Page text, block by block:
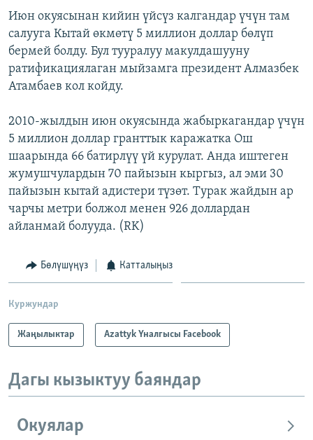
БИЗ ЖАНА ДҮЙНӨ
ДАНИСТЕ
ЭЖЕ-СИҢДИЛЕР
ЫҢГАЙСЫЗ СУРООЛОР
Русский
ОНЛАЙН ШЕРИНЕ
ЭЕ/АРнун бардык сайттары
Июн окуясынан кийин үйсүз калгандар үчүн там
салууга Кытай өкмөтү 5 миллион доллар бөлүп
бермей болду. Бул тууралуу макулдашууну
ратификациялаган мыйзамга президент Алмазбек
Атамбаев кол койду.
2010-жылдын июн окуясында жабыркагандар үчүн
5 миллион доллар гранттык каражатка Ош
шаарында 66 батирлүү үй курулат. Анда иштеген
жумушчулардын 70 пайызын кыргыз, ал эми 30
пайызын кытай адистери түзөт. Турак жайдын ар
чарчы метри болжол менен 926 доллардан
айланмай болууда. (RK)
Бөлүшүңүз Катталыңыз
Куржундар
Жаңылыктар Azattyk Үналгысы Facebook
Дагы кызыктуу баяндар
Окуялар